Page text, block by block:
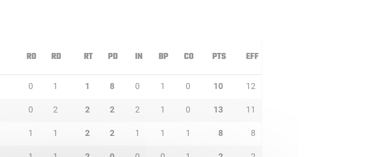
RO RD RT PD IN BP CO PTS EFF
0 1 1 8 0 1 0 10 12
0 2 2 2 2 1 0 13 11
1 1 2 2 1 1 1 8 8